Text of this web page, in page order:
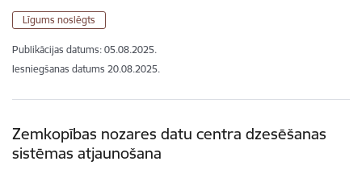
Līgums noslēgts
Publikācijas datums: 05.08.2025.
Iesniegšanas datums 20.08.2025.
Zemkopības nozares datu centra dzesēšanas
sistēmas atjaunošana